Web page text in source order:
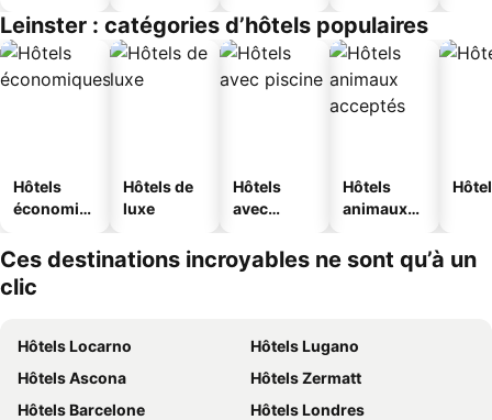
Leinster : catégories d’hôtels populaires
Hôtels
économiq
Hôtels de
luxe
Hôtels
avec
Hôtels
animaux
Ces destinations incroyables ne sont qu’à un
clic
Hôtels Locarno
Hôtels Lugano
Hôtels Ascona
Hôtels Zermatt
Hôtels Barcelone
Hôtels Londres